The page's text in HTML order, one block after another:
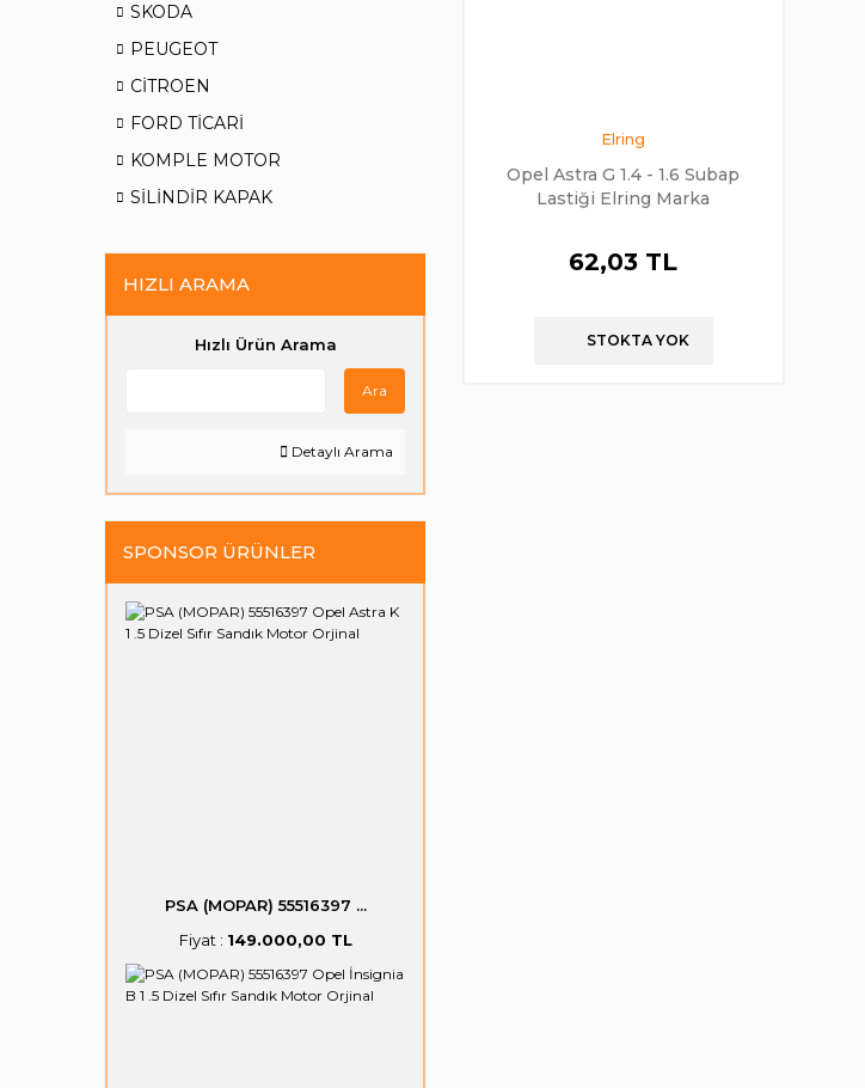
SKODA
PEUGEOT
CİTROEN
FORD TİCARİ
KOMPLE MOTOR
SİLİNDİR KAPAK
HIZLI ARAMA
Hızlı Ürün Arama
Ara
Detaylı Arama
SPONSOR ÜRÜNLER
PSA (MOPAR) 55516397 ...
Fiyat : 149.000,00 TL
Elring
Opel Astra G 1.4 - 1.6 Subap
Lastiği Elring Marka
62,03 TL
STOKTA YOK